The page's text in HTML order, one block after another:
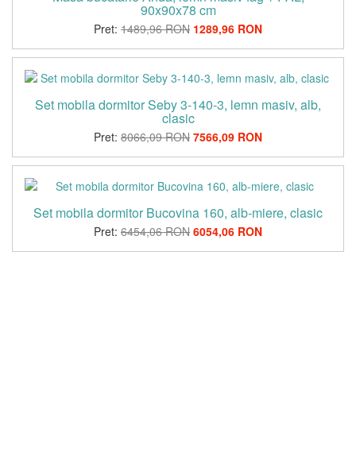
90x90x78 cm
Pret: 1489,96 RON 1289,96 RON
Set mobila dormitor Seby 3-140-3, lemn masiv, alb,
clasic
Pret: 8066,09 RON 7566,09 RON
Set mobila dormitor Bucovina 160, alb-miere, clasic
Pret: 6454,06 RON 6054,06 RON